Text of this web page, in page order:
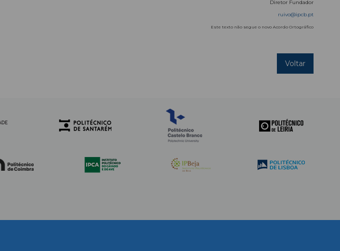
Diretor Fundador
ruivo@ipcb.pt
Este texto não segue o novo Acordo Ortográfico
Voltar